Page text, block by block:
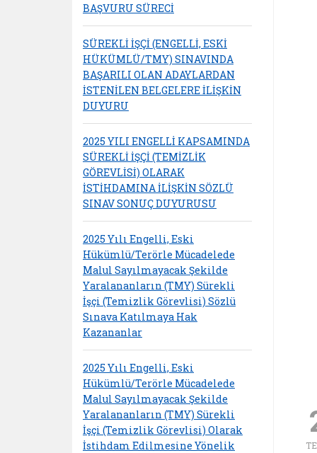
BAŞVURU SÜRECİ
SÜREKLİ İŞÇİ (ENGELLİ, ESKİ
HÜKÜMLÜ/TMY) SINAVINDA
BAŞARILI OLAN ADAYLARDAN
İSTENİLEN BELGELERE İLİŞKİN
DUYURU
2025 YILI ENGELLİ KAPSAMINDA
SÜREKLİ İŞÇİ (TEMİZLİK
GÖREVLİSİ) OLARAK
İSTİHDAMINA İLİŞKİN SÖZLÜ
SINAV SONUÇ DUYURUSU
2025 Yılı Engelli, Eski
Hükümlü/Terörle Mücadelede
Malul Sayılmayacak Şekilde
Yaralananların (TMY) Sürekli
İşçi (Temizlik Görevlisi) Sözlü
Sınava Katılmaya Hak
Kazananlar
2025 Yılı Engelli, Eski
Hükümlü/Terörle Mücadelede
Malul Sayılmayacak Şekilde
Yaralananların (TMY) Sürekli
İşçi (Temizlik Görevlisi) Olarak
İstihdam Edilmesine Yönelik